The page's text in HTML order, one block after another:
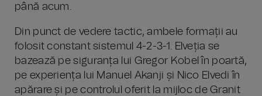
până acum.
Din punct de vedere tactic, ambele formații au
folosit constant sistemul 4-2-3-1. Elveția se
bazează pe siguranța lui Gregor Kobel în poartă,
pe experiența lui Manuel Akanji și Nico Elvedi în
apărare și pe controlul oferit la mijloc de Granit